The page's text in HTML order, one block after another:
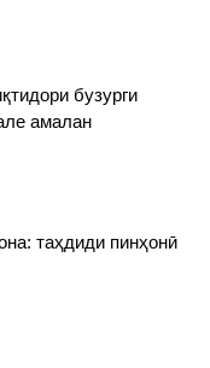
бузурги
амалан
таҳдиди пинҳонӣ